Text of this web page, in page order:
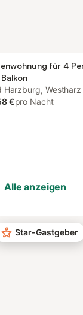
für 4
Harzburg, Westharz
€pro Nacht
Alle anzeigen
Star-Gastgeber